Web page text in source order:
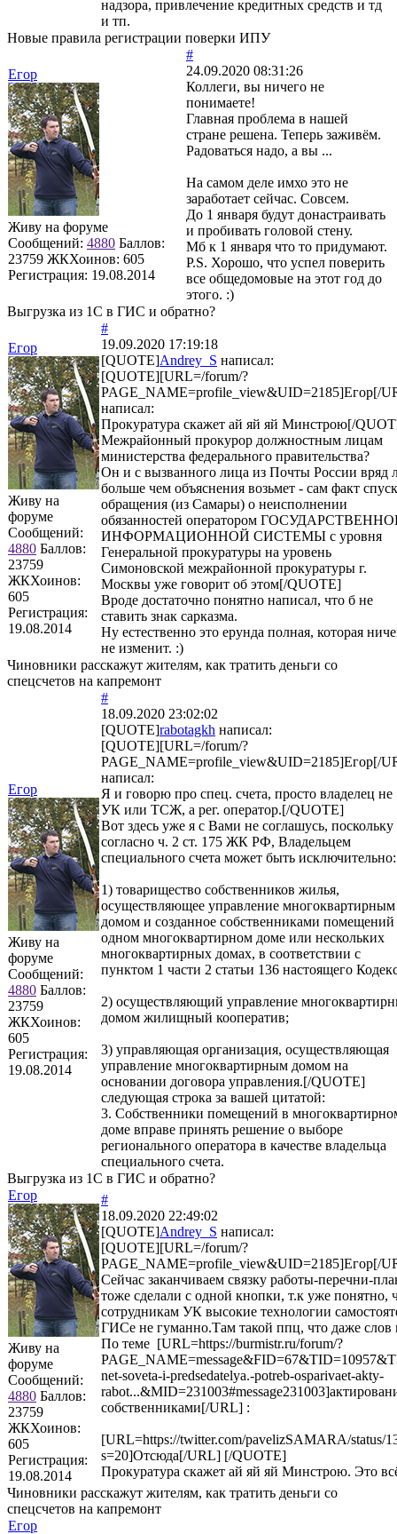
надзора, привлечение кредитных средств и тд
и тп.
Новые правила регистрации поверки ИПУ
Егор
Живу на форуме
Сообщений: 4880 Баллов:
23759 ЖКХоинов: 605
Регистрация: 19.08.2014
#
24.09.2020 08:31:26
Коллеги, вы ничего не
понимаете!
Главная проблема в нашей
стране решена. Теперь заживём.
Радоваться надо, а вы ...
На самом деле имхо это не
заработает сейчас. Совсем.
До 1 января будут донастраивать
и пробивать головой стену.
Мб к 1 января что то придумают.
P.S. Хорошо, что успел поверить
все общедомовые на этот год до
этого. :)
Выгрузка из 1С в ГИС и обратно?
Егор
Живу на
форуме
Сообщений:
4880 Баллов:
23759
ЖКХоинов:
605
Регистрация:
19.08.2014
#
19.09.2020 17:19:18
[QUOTE]Andrey_S написал:
[QUOTE][URL=/forum/?
PAGE_NAME=profile_view&UID=2185]Егор[/
написал:
Прокуратура скажет ай яй яй Минстрою[/
Межрайонный прокурор должностным лицам
министерства федерального правительства?
Он и с вызванного лица из Почты России вряд
больше чем объяснения возьмет - сам факт
обращения (из Самары) о неисполнении
обязанностей оператором
ИНФОРМАЦИОННОЙ СИСТЕМЫ с уровня
Генеральной прокуратуры на уровень
Симоновской межрайонной прокуратуры г.
Москвы уже говорит об этом[/QUOTE]
Вроде достаточно понятно написал, что б не
ставить знак сарказма.
Ну естественно это ерунда полная, которая
не изменит. :)
Чиновники расскажут жителям, как тратить деньги со
спецсчетов на капремонт
Егор
Живу на
форуме
Сообщений:
4880 Баллов:
23759
ЖКХоинов:
605
Регистрация:
19.08.2014
#
18.09.2020 23:02:02
[QUOTE]rabotagkh написал:
[QUOTE][URL=/forum/?
PAGE_NAME=profile_view&UID=2185]Егор[/
написал:
Я и говорю про спец. счета, просто владелец не
УК или ТСЖ, а рег. оператор.[/QUOTE]
Вот здесь уже я с Вами не соглашусь, поскольку
согласно ч. 2 ст. 175 ЖК РФ, Владельцем
специального счета может быть исключительно:
1) товарищество собственников жилья,
осуществляющее управление многоквартирным
домом и созданное собственниками помещений
одном многоквартирном доме или нескольких
многоквартирных домах, в соответствии с
пунктом 1 части 2 статьи 136 настоящего
2) осуществляющий управление
домом жилищный кооператив;
3) управляющая организация, осуществляющая
управление многоквартирным домом на
основании договора управления.[/QUOTE]
следующая строка за вашей цитатой:
3. Собственники помещений в
доме вправе принять решение о выборе
регионального оператора в качестве владельца
специального счета.
Выгрузка из 1С в ГИС и обратно?
Егор
Живу на
форуме
Сообщений:
4880 Баллов:
23759
ЖКХоинов:
605
Регистрация:
19.08.2014
#
18.09.2020 22:49:02
[QUOTE]Andrey_S написал:
[QUOTE][URL=/forum/?
PAGE_NAME=profile_view&UID=2185]Егор[/
Сейчас заканчиваем связку работы-перечни-
тоже сделали с одной кнопки, т.к уже понятно,
сотрудникам УК высокие технологии
ГИСе не гуманно.Там такой ппц, что даже слов
По теме [URL=https://burmistr.ru/forum/?
net-soveta-i-predsedatelya.-potreb-osparivaet-akty-
собственниками[/URL] :
[URL=https://twitter.com/pavelizSAMARA/status/
s=20]Отсюда[/URL] [/QUOTE]
Прокуратура скажет ай яй яй Минстрою. Это
Чиновники расскажут жителям, как тратить деньги со
спецсчетов на капремонт
Егор